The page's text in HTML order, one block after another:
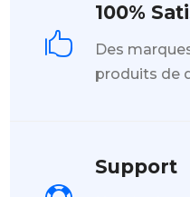

100%
Des
produits de
Support